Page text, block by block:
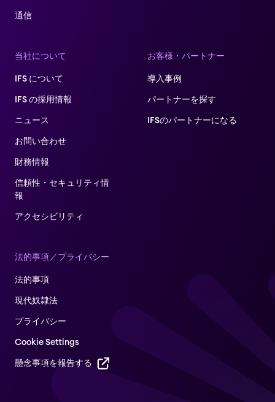
通信
当社について
IFS について
IFS の採用情報
ニュース
お問い合わせ
財務情報
信頼性・セキュリティ情
報
アクセシビリティ
お客様・パートナー
導入事例
パートナーを探す
IFSのパートナーになる
法的事項／プライバシー
法的事項
現代奴隷法
プライバシー
Cookie Settings
懸念事項を報告する